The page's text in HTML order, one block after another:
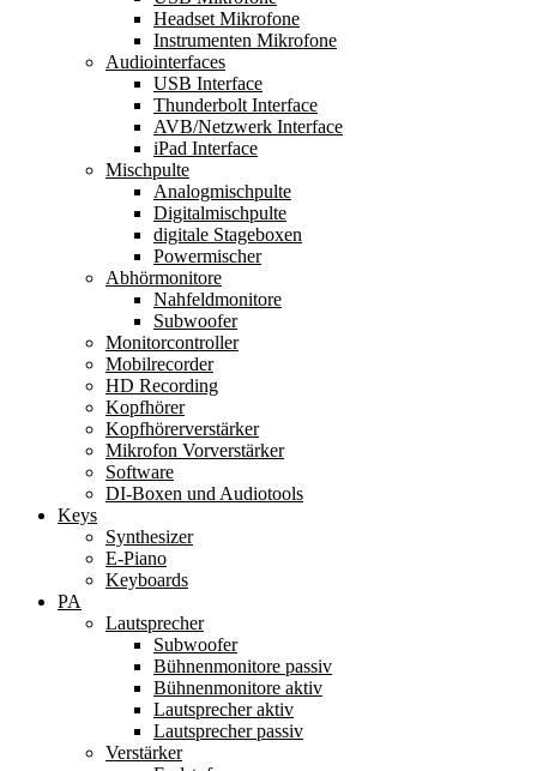
Headset Mikrofone
Instrumenten Mikrofone
Audiointerfaces
USB Interface
Thunderbolt Interface
AVB/Netzwerk Interface
iPad Interface
Mischpulte
Analogmischpulte
Digitalmischpulte
digitale Stageboxen
Powermischer
Abhörmonitore
Nahfeldmonitore
Subwoofer
Monitorcontroller
Mobilrecorder
HD Recording
Kopfhörer
Kopfhörerverstärker
Mikrofon Vorverstärker
Software
DI-Boxen und Audiotools
Keys
Synthesizer
E-Piano
Keyboards
PA
Lautsprecher
Subwoofer
Bühnenmonitore passiv
Bühnenmonitore aktiv
Lautsprecher aktiv
Lautsprecher passiv
Verstärker